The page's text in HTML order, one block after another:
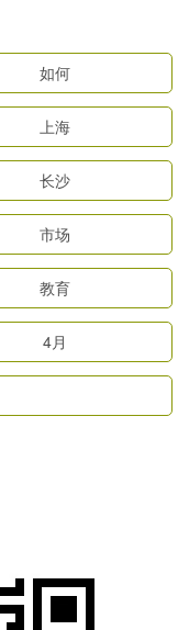
如何
上海
长沙
市场
教育
4月